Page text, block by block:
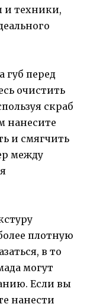
и техники,
губ перед
очистить
скраб
нанесите
и смягчить
между
плотную
в то
могут
Если вы
нанести